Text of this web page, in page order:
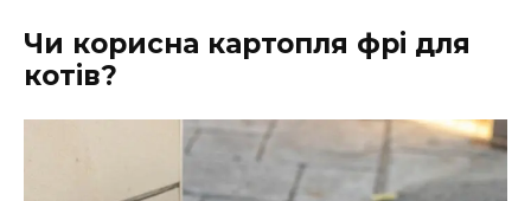
Чи корисна картопля фрі для
котів?